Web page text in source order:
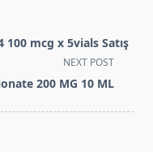
100 mcg x 5vials Satış
NEXT POST
200 MG 10 ML